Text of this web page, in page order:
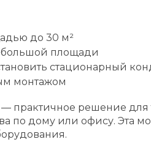
до 30 м²
площади
стационарный
монтажом
практичное решение
по дому или офису.